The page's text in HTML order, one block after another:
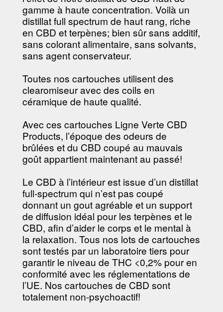
gamme à haute concentration. Voilà un
distillat full spectrum de haut rang, riche
en CBD et terpènes; bien sûr sans additif,
sans colorant alimentaire, sans solvants,
sans agent conservateur.
Toutes nos cartouches utilisent des
clearomiseur avec des coils en
céramique de haute qualité.
Avec ces cartouches Ligne Verte CBD
Products, l’époque des odeurs de
brûlées et du CBD coupé au mauvais
goût appartient maintenant au passé!
Le CBD à l’intérieur est issue d’un distillat
full-spectrum qui n’est pas coupé
donnant un gout agréable et un support
de diffusion idéal pour les terpènes et le
CBD, afin d’aider le corps et le mental à
la relaxation. Tous nos lots de cartouches
sont testés par un laboratoire tiers pour
garantir le niveau de THC <0,2% pour en
conformité avec les réglementations de
l’UE. Nos cartouches de CBD sont
totalement non-psychoactif!